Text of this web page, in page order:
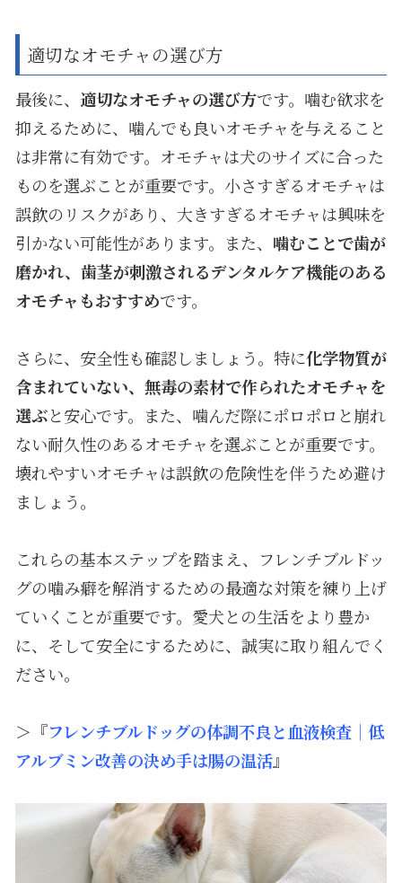
適切なオモチャの選び方
最後に、 適切なオモチャの選び方です。噛む欲求を
抑えるために、噛んでも良いオモチャを与えること
は非常に有効です。オモチャは犬のサイズに合った
ものを選ぶことが重要です。小さすぎるオモチャは
誤飲のリスクがあり、大きすぎるオモチャは興味を
引かない可能性があります。また、 噛むことで歯が
磨かれ、歯茎が刺激されるデンタルケア機能のある
オモチャもおすすめです。
さらに、安全性も確認しましょう。特に化学物質が
含まれていない、無毒の素材で作られたオモチャを
選ぶと安心です。また、噛んだ際にポロポロと崩れ
ない耐久性のあるオモチャを選ぶことが重要です。
壊れやすいオモチャは誤飲の危険性を伴うため避け
ましょう。
これらの基本ステップを踏まえ、フレンチブルドッ
グの噛み癖を解消するための最適な対策を練り上げ
ていくことが重要です。愛犬との生活をより豊か
に、そして安全にするために、誠実に取り組んでく
ださい。
＞『フレンチブルドッグの体調不良と血液検査｜低
アルブミン改善の決め手は腸の温活』